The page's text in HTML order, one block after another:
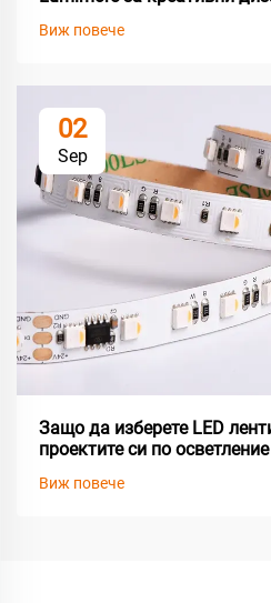
Виж повече
02
Sep
Защо да изберете LED
проектите си по осветление
Виж повече